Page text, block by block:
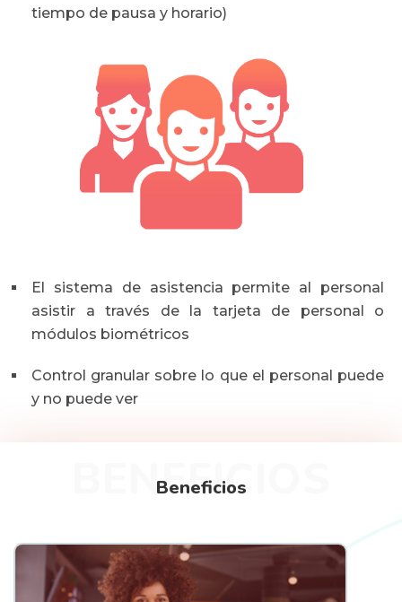
tiempo de pausa y horario)
El sistema de asistencia permite al personal
asistir a través de la tarjeta de personal o
módulos biométricos
Control granular sobre lo que el personal puede
y no puede ver
BENEFICIOS
Beneficios